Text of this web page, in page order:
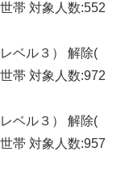
帯 対象人数:552
ベル３） 解除(
帯 対象人数:972
ベル３） 解除(
帯 対象人数:957